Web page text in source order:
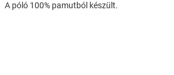
A póló 100% pamutból készült.